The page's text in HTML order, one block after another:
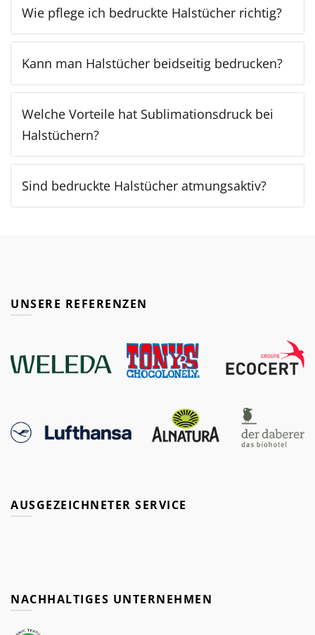
Wie pflege ich bedruckte Halstücher richtig?
Kann man Halstücher beidseitig bedrucken?
Welche Vorteile hat Sublimationsdruck bei
Halstüchern?
Sind bedruckte Halstücher atmungsaktiv?
UNSERE REFERENZEN
AUSGEZEICHNETER SERVICE
NACHHALTIGES UNTERNEHMEN